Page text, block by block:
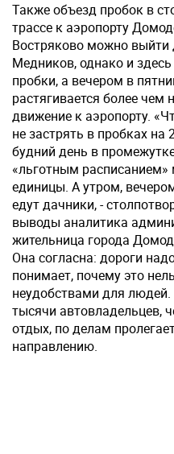
Также объезд пробок в
трассе к аэропорту
Востряково можно выйти
Медников, однако и
пробки, а вечером в
растягивается более
движение к аэропорту.
не застрять в пробках
будний день в
«льготным расписанием»
единицы. А утром,
едут дачники, -
выводы аналитика
жительница города
Она согласна: дороги
понимает, почему это
неудобствами для
тысячи автовладельцев,
отдых, по делам
направлению.